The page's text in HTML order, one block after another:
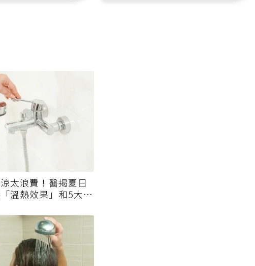
太浪費！醫揭夏日
溫熱效果」和5大錯